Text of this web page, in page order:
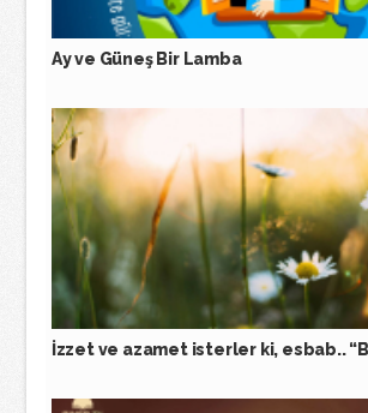
Ay ve Güneş Bir Lamba
İzzet ve azamet isterler ki, esbab..